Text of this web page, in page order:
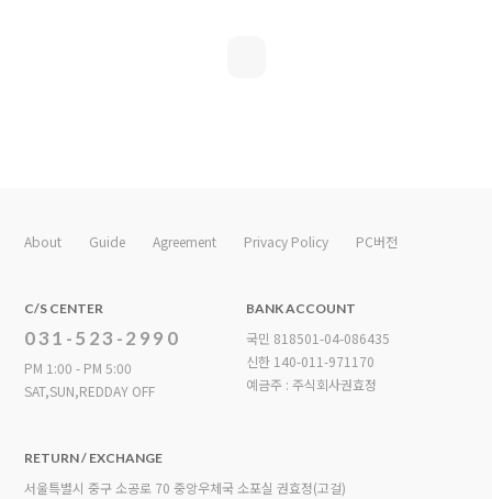
About Guide Agreement Privacy Policy PC버전
C/S CENTER
031-523-2990
PM 1:00 - PM 5:00
SAT,SUN,REDDAY OFF
BANK ACCOUNT
국민 818501-04-086435
신한 140-011-971170
예금주 : 주식회사권효정
RETURN / EXCHANGE
서울특별시 중구 소공로 70 중앙우체국 소포실 권효정(고걸)